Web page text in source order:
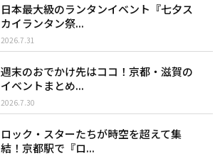
日本最大級のランタンイベント『七夕ス
カイランタン祭...
2026.7.31
週末のおでかけ先はココ！京都・滋賀の
イベントまとめ...
2026.7.30
ロック・スターたちが時空を超えて集
結！京都駅で『ロ...